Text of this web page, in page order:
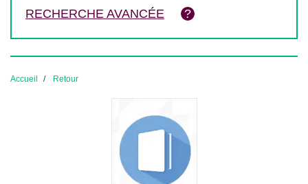
RECHERCHE AVANCÉE
Accueil Retour